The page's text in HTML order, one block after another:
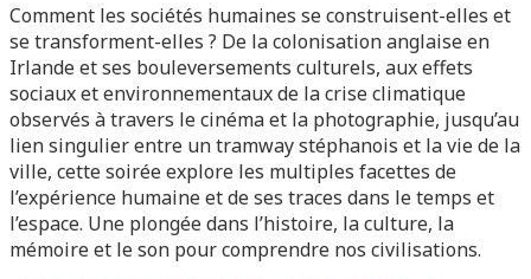
Comment les sociétés humaines se construisent-elles et
se transforment-elles ? De la colonisation anglaise en
Irlande et ses bouleversements culturels, aux effets
sociaux et environnementaux de la crise climatique
observés à travers le cinéma et la photographie, jusqu’au
lien singulier entre un tramway stéphanois et la vie de la
ville, cette soirée explore les multiples facettes de
l’expérience humaine et de ses traces dans le temps et
l’espace. Une plongée dans l’histoire, la culture, la
mémoire et le son pour comprendre nos civilisations.